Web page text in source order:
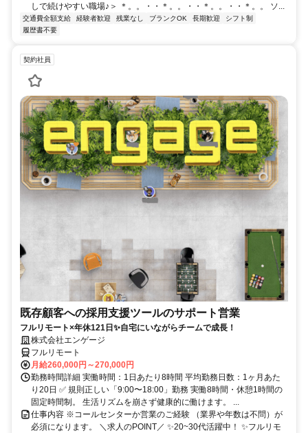
しで続けやすい職場♪＞ ＊。。・・＊。。・・＊。。・・＊。。 ソ...
交通費全額支給 経験者歓迎 残業なし ブランクOK 長期歓迎
シフト制
履歴書不要
契約社員
既存顧客への採用支援ツールのサポート営業
フルリモート×年休121日✨自宅にいながらチームで成長！
株式会社エンゲージ
フルリモート
月給260,000円～270,000円
勤務時間詳細 実働時間：1日あたり8時間 平均勤務日数：1ヶ月あた
り20日 ✅ 規則正しい「9:00〜18:00」勤務 実働8時間・休憩1時間の
固定時間制。 生活リズムを崩さず健康的に働けます。 ...
仕事内容 ※コールセンターか営業のご経験 （業界や年数は不問）が
必須になります。 ＼求人のPOINT／ ✨20~30代活躍中！ ✨フルリモ